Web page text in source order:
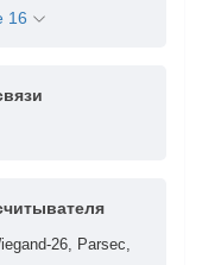
16
26, Parsec,